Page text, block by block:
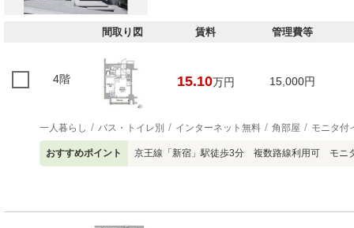
間取り図 賃料 管理費等
4階 15.10万円 15,000円
一人暮らし バス・トイレ別 インターネット無料 角部屋 モニタ付
おすすめポイント 京王線「新宿」駅徒歩3分 複数路線利用可 モ